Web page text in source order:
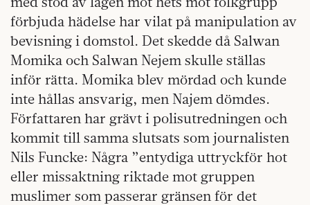
förbjuda hädelse har vilat på manipulation av
bevisning i domstol. Det skedde då Salwan
Momika och Salwan Nejem skulle ställas
inför rätta. Momika blev mördad och kunde
inte hållas ansvarig, men Najem dömdes.
Författaren har grävt i polisutredningen och
kommit till samma slutsats som journalisten
Nils Funcke: Några ”entydiga uttryckför hot
eller missaktning riktade mot gruppen
muslimer som passerar gränsen för det